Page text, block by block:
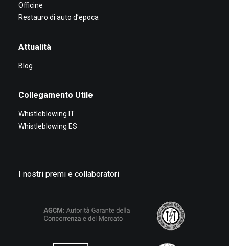
Officine
Restauro di auto d’epoca
Attualità
Blog
Collegamento Utile
Whistleblowing IT
Whistleblowing ES
I nostri premi e collaboratori